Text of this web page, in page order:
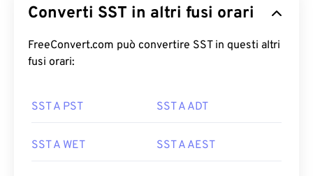
Converti SST in altri fusi orari
FreeConvert.com può convertire SST in questi altri
fusi orari:
SST A PST SST A ADT
SST A WET SST A AEST